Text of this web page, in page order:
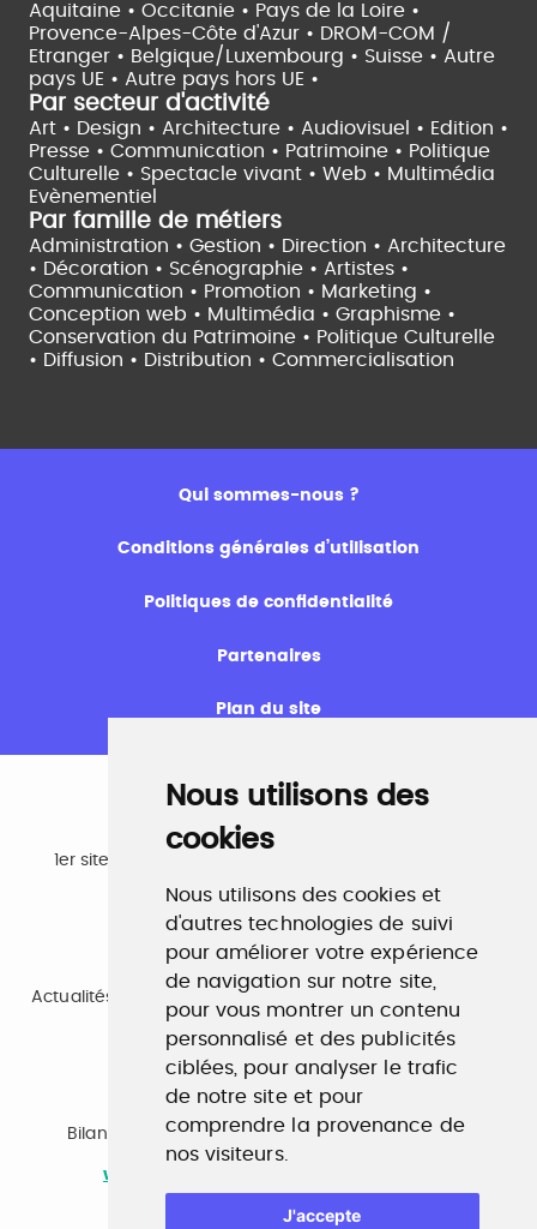
Nous utilisons des
cookies
Nous utilisons des cookies et
d'autres technologies de suivi
pour améliorer votre expérience
de navigation sur notre site,
pour vous montrer un contenu
personnalisé et des publicités
ciblées, pour analyser le trafic
de notre site et pour
comprendre la provenance de
nos visiteurs.
J'accepte
Aquitaine • Occitanie • Pays de la Loire •
Provence-Alpes-Côte d'Azur • DROM-COM /
Etranger • Belgique/Luxembourg • Suisse • Autre
pays UE • Autre pays hors UE •
Par secteur d'activité
Art • Design • Architecture • Audiovisuel • Edition •
Presse • Communication • Patrimoine • Politique
Culturelle • Spectacle vivant • Web • Multimédia
Evènementiel
Par famille de métiers
Administration • Gestion • Direction • Architecture
• Décoration • Scénographie • Artistes •
Communication • Promotion • Marketing •
Conception web • Multimédia • Graphisme •
Conservation du Patrimoine • Politique Culturelle
• Diffusion • Distribution • Commercialisation
Qui sommes-nous ?
Conditions générales d’utilisation
Politiques de confidentialité
Partenaires
Plan du site
Emploi
1er site emploi du secteur culturel 784.000 visites et
www.profilculture.com
Formation
Actualités, guide et annuaire des formations aux métiers
de la culture.
www.profilculture-formation.com
Accompagnement professionnel
Bilan de compétences, coaching, techniques de
recherche d'emploi, entretien conseil.
www.profilculture-competences.com